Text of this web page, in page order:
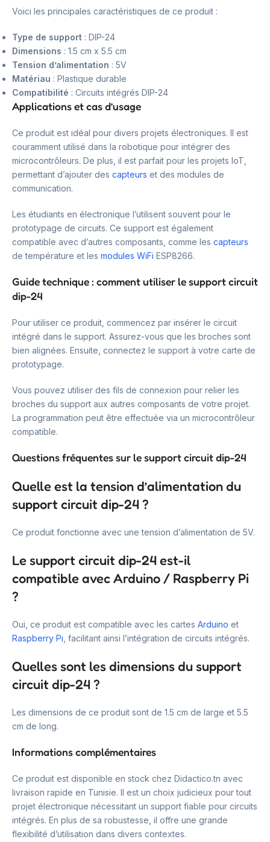
Voici les principales caractéristiques de ce produit :
Type de support : DIP-24
Dimensions : 1.5 cm x 5.5 cm
Tension d’alimentation : 5V
Matériau : Plastique durable
Compatibilité : Circuits intégrés DIP-24
Applications et cas d’usage
Ce produit est idéal pour divers projets électroniques. Il est
couramment utilisé dans la robotique pour intégrer des
microcontrôleurs. De plus, il est parfait pour les projets IoT,
permettant d’ajouter des capteurs et des modules de
communication.
Les étudiants en électronique l’utilisent souvent pour le
prototypage de circuits. Ce support est également
compatible avec d’autres composants, comme les capteurs
de température et les modules WiFi ESP8266.
Guide technique : comment utiliser le support circuit
dip-24
Pour utiliser ce produit, commencez par insérer le circuit
intégré dans le support. Assurez-vous que les broches sont
bien alignées. Ensuite, connectez le support à votre carte de
prototypage.
Vous pouvez utiliser des fils de connexion pour relier les
broches du support aux autres composants de votre projet.
La programmation peut être effectuée via un microcontrôleur
compatible.
Questions fréquentes sur le support circuit dip-24
Quelle est la tension d’alimentation du
support circuit dip-24 ?
Ce produit fonctionne avec une tension d’alimentation de 5V.
Le support circuit dip-24 est-il
compatible avec Arduino / Raspberry Pi
?
Oui, ce produit est compatible avec les cartes Arduino et
Raspberry Pi , facilitant ainsi l’intégration de circuits intégrés.
Quelles sont les dimensions du support
circuit dip-24 ?
Les dimensions de ce produit sont de 1.5 cm de large et 5.5
cm de long.
Informations complémentaires
Ce produit est disponible en stock chez Didactico.tn avec
livraison rapide en Tunisie. Il est un choix judicieux pour tout
projet électronique nécessitant un support fiable pour circuits
intégrés. En plus de sa robustesse, il offre une grande
flexibilité d’utilisation dans divers contextes.